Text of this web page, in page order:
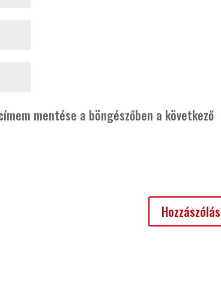
mentése a böngészőben a következő